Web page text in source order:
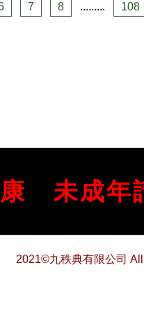
7 8 ......... 108
未成年
2021©九秩典有限公司